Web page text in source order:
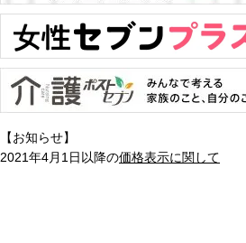
【お知らせ】
2021年4月1日以降の価格表示に関して